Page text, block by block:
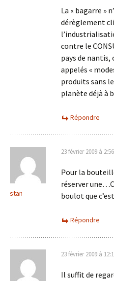
La « bagarre »
dérèglement
contre le
pays de nantis,
appelés «
produits sans
planète déjà à
Répondre
stan
23 février 2009 à
Pour la
réserver
boulot que
Répondre
23 février 2009 à
Il suffit de